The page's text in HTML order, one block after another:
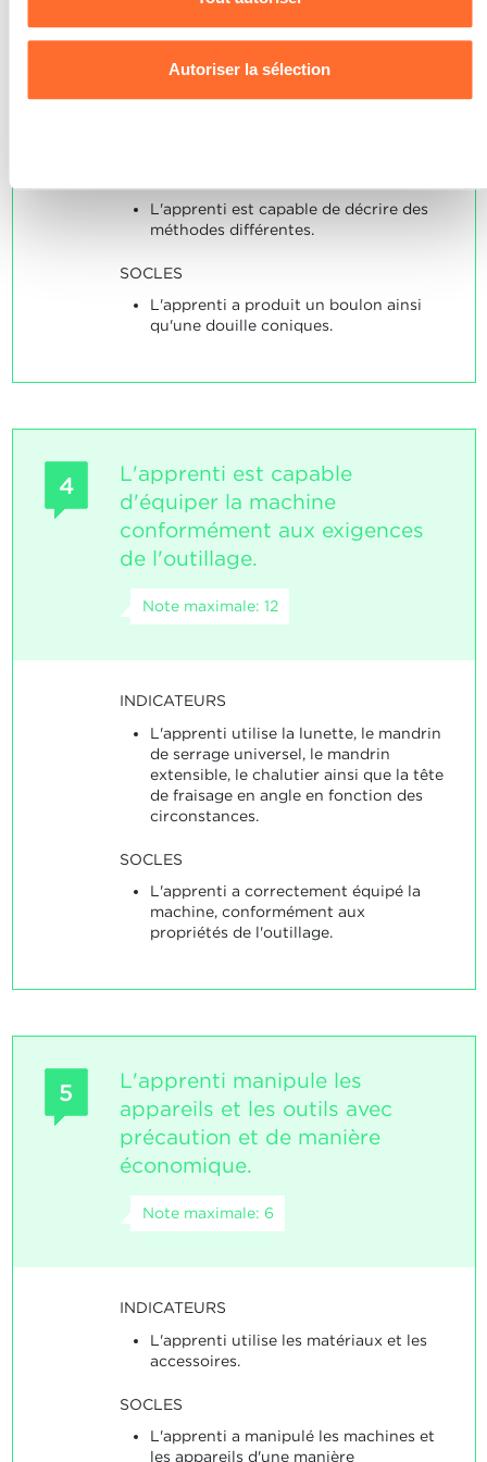
Pour de plus amples informations sur la manière dont nous
données personnelles, vous pouvez consulter notre
Charte d’usage des cookieset notrePolitique de
Autoriser la sélection
produire des composants
coniques sur le tour.
L'apprenti est capable de décrire des
méthodes différentes.
SOCLES
L'apprenti a produit un boulon ainsi
qu'une douille coniques.
4
L'apprenti est capable
d'équiper la machine
conformément aux exigences
de l'outillage.
Note maximale: 12
INDICATEURS
L'apprenti utilise la lunette, le mandrin
de serrage universel, le mandrin
extensible, le chalutier ainsi que la tête
de fraisage en angle en fonction des
circonstances.
SOCLES
L'apprenti a correctement équipé la
machine, conformément aux
propriétés de l'outillage.
5
L'apprenti manipule les
appareils et les outils avec
précaution et de manière
économique.
Note maximale: 6
INDICATEURS
L'apprenti utilise les matériaux et les
accessoires.
SOCLES
L'apprenti a manipulé les machines et
les appareils d'une manière